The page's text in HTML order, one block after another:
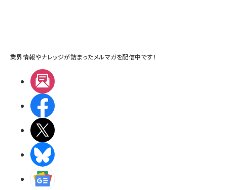
業界情報やナレッジが詰まったメルマガを配信中です！